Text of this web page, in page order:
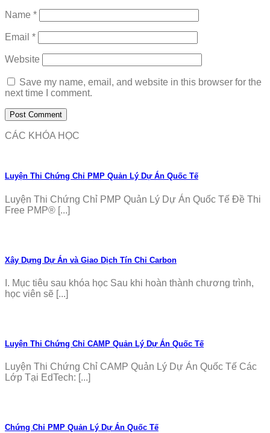
Name *
Email *
Website
Save my name, email, and website in this browser for the
next time I comment.
CÁC KHÓA HỌC
Luyện Thi Chứng Chỉ PMP Quản Lý Dự Án Quốc Tế
Luyện Thi Chứng Chỉ PMP Quản Lý Dự Án Quốc Tế Đề Thi
Free PMP® [...]
Xây Dựng Dự Án và Giao Dịch Tín Chỉ Carbon
I. Mục tiêu sau khóa học Sau khi hoàn thành chương trình,
học viên sẽ [...]
Luyện Thi Chứng Chỉ CAMP Quản Lý Dự Án Quốc Tế
Luyện Thi Chứng Chỉ CAMP Quản Lý Dự Án Quốc Tế Các
Lớp Tại EdTech: [...]
Chứng Chỉ PMP Quản Lý Dự Án Quốc Tế